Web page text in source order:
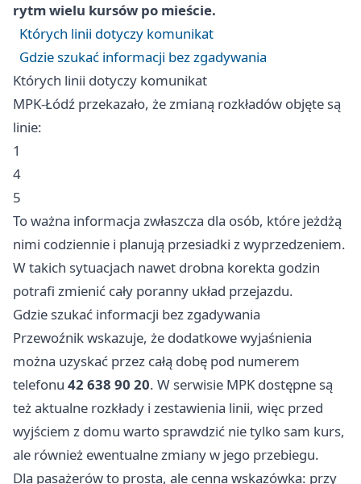
rytm wielu kursów po mieście.
Których linii dotyczy komunikat
Gdzie szukać informacji bez zgadywania
Których linii dotyczy komunikat
MPK-Łódź przekazało, że zmianą rozkładów objęte są
linie:
1
4
5
To ważna informacja zwłaszcza dla osób, które jeżdżą
nimi codziennie i planują przesiadki z wyprzedzeniem.
W takich sytuacjach nawet drobna korekta godzin
potrafi zmienić cały poranny układ przejazdu.
Gdzie szukać informacji bez zgadywania
Przewoźnik wskazuje, że dodatkowe wyjaśnienia
można uzyskać przez całą dobę pod numerem
telefonu 42 638 90 20. W serwisie MPK dostępne są
też aktualne rozkłady i zestawienia linii, więc przed
wyjściem z domu warto sprawdzić nie tylko sam kurs,
ale również ewentualne zmiany w jego przebiegu.
Dla pasażerów to prosta, ale cenna wskazówka: przy